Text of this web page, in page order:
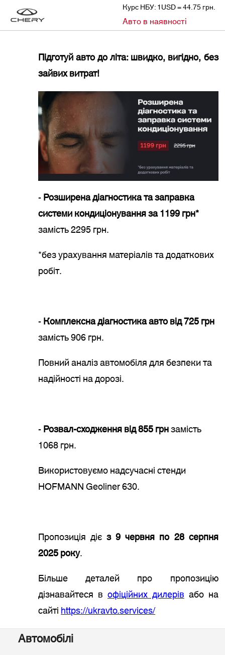
Курс НБУ: 1USD = 44.75 грн.
Авто в наявності
CHERY ПІДГОТУЙ АВТО ДО ЛІТА: ШВИДКО, ВИГІДНО, БЕЗ ЗАЙВИХ ВИТРАТ!
Підготуй авто до літа: швидко, вигідно, без
зайвих витрат!
-Розширена діагностика та заправка
системи кондиціонування за 1199 грн*
замість 2295 грн.
*без урахування матеріалів та додаткових
робіт.
-Комплексна діагностика авто від 725 грн
замість 906 грн.
Повний аналіз автомобіля для безпеки та
надійності на дорозі.
-Розвал-сходження від 855 грнзамість
1068 грн.
Використовуємо надсучасні стенди
HOFMANN Geoliner 630.
Пропозиція дієз 9 червня по 28 серпня
2025 року.
Більше деталей про пропозицію
дізнавайтеся в офіційних дилерівабо на
сайтіhttps://ukravto.services/
Автомобілі